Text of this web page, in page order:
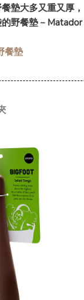
墊大多又重又厚，
野餐墊－
餐墊